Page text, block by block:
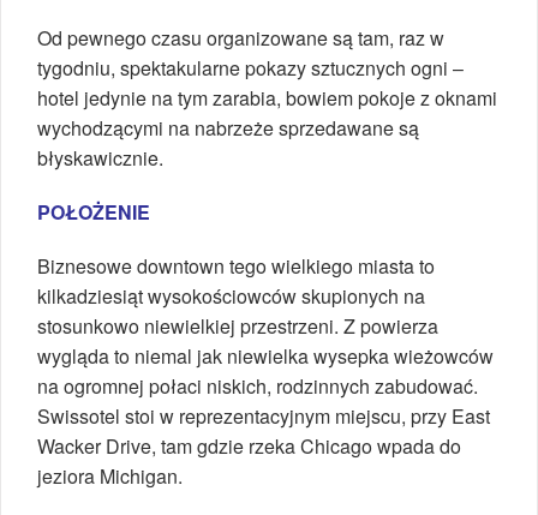
Od pewnego czasu organizowane są tam, raz w
tygodniu, spektakularne pokazy sztucznych ogni –
hotel jedynie na tym zarabia, bowiem pokoje z oknami
wychodzącymi na nabrzeże sprzedawane są
błyskawicznie.
POŁOŻENIE
Biznesowe downtown tego wielkiego miasta to
kilkadziesiąt wysokościowców skupionych na
stosunkowo niewielkiej przestrzeni. Z powierza
wygląda to niemal jak niewielka wysepka wieżowców
na ogromnej połaci niskich, rodzinnych zabudować.
Swissotel stoi w reprezentacyjnym miejscu, przy East
Wacker Drive, tam gdzie rzeka Chicago wpada do
jeziora Michigan.